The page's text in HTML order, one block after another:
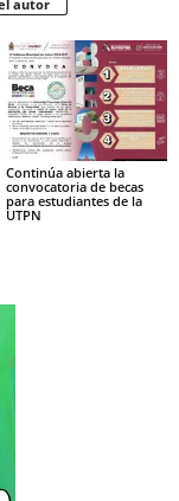
autor
Continúa abierta la
convocatoria de becas
para estudiantes de la
UTPN